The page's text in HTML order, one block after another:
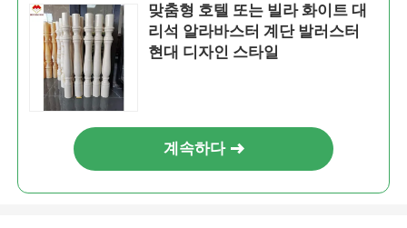
맞춤형 호텔 또는 빌라 화이트 대
리석 알라바스터 계단 발러스터
현대 디자인 스타일
계속하다